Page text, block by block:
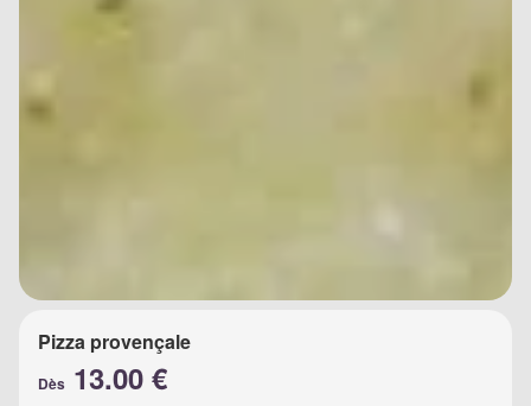
Pizza provençale
Dès 13.00 €